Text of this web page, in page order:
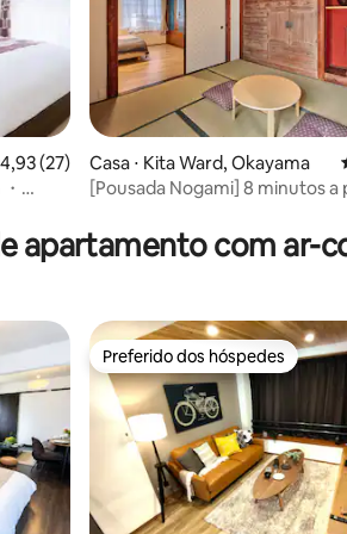
de uma avaliação média de 5, 27
4,93 (27)
Casa ⋅ Kita Ward, Okayama
[Pousada Nogami] 8 minutos a
pessoas/Netflix ilimitado
apartamento com ar-
Preferido dos hóspedes
Preferido dos hóspedes